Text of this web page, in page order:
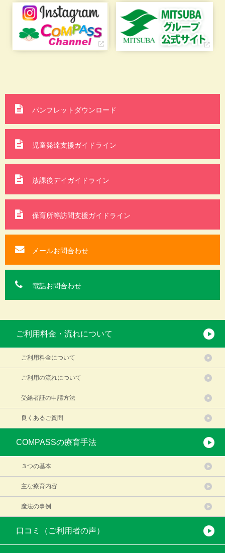
ご利用料金・流れについて
ご利用料金について
ご利用の流れについて
受給者証の申請方法
良くあるご質問
COMPASSの療育手法
３つの基本
主な療育内容
魔法の事例
口コミ（ご利用者の声）
パンフレットダウンロード
児童発達支援ガイドライン
放課後デイガイドライン
保育所等訪問支援ガイドライン
メールお問合わせ
電話お問合わせ